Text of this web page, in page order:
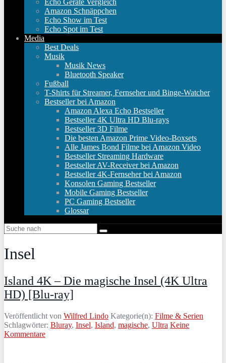
Echo Geräte Vergleich
Amazon Schnäppchen
Echo Show im Test
Echo Spot im Test
Media
Best Deals
Musik
Musik News
Bluetooth Speaker
Fußball
T-Shirts für Streamer, Fernseher und Binge-Watcher
Bestseller bei Amazon
Amazon Alexa Echo Bestseller
Bestseller 4K Ultra HD Blu-rays
Bestseller 3D Filme
Die besten Amazon Prime Video-Boxsets
Alle James Bond Filme bei Amazon Video
Bestseller Streaming Hardware
Bestseller AV-Receiver bei Amazon
Bestseller 4K-Fernseher bei Amazon
Konsolen Gaming Bestseller
Mobile Gaming Bestseller
PC Gaming Bestseller
Glossar
Insel
Island 4K – Die magische Insel (4K Ultra
HD) [Blu-ray]
Veröffentlicht von Wilfred Lindo Kategorie(n): Filme & Serien
Schlagwörter: Bluray, Insel, Island, magische, Ultra Keine
Kommentare